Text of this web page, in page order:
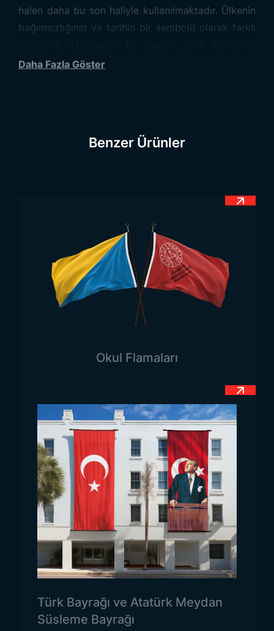
halen daha bu son haliyle kullanılmaktadır. Ülkenin
bağımsızlığının ve tarihin bir sembolü olarak farklı
büyük bir saygınlığa sahiptir. Bayrağın
Tunus Bayrağı Anlamı
bayrağı da belirli bazı anlamlar içermektedir.
tutulmaya çalışılmaktadır. Bayrakların anlamları, ilk
tasarlandıkları anlarda ortaya çıkmaktadır.
Anlamlar daha çok ulusun geçmişinden önemli olan
dönemlere vurgu yapmaktadır. Bayrak da
tarihinden belirli anlamlar içermektedir. Bayrağın
zemini tek bir renkten oluşmaktadır ve o da
Osmanlı döneminde ülkenin emperyalist ülkelere
kaybedenleri ifade etmektedir. Afrika ülkeleri
içerisinde Tunus, Osmanlı Devleti’ne derin sevgi
duyan ve bugün bunu halen daha devam ettiren
ülkelerden biridir. Tunus bayrağı üzerinde tam
ortada beyaz renkli bir daire bulunmaktadır. Bu
dairenin anlamı ise ülke insanının temizliği ve
saflığıdır. Ve bu beyaz dairenin içerisinde de yine
kırmızı renkli ay ve yıldız bulunmaktadır. Ancak
burada yer alan ay yıldız, Türk bayrağında olduğu
gibi düz bir şekilde değil; daha eğik bir yapıdadır.
Ay ve yıldızın bayrak üzerindeki en büyük anlamı
ise İslam’dır. Tunus’un Müslüman kimliğine vurgu
sembol olarak ay ve yıldızın kullanıldığına dair
görüşler de yaygındır.
Daha Fazla Göster
Benzer Ürünler
Okul Flamaları
Türk Bayrağı ve Atatürk Meydan
Süsleme Bayrağı